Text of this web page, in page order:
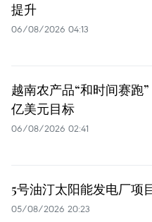
提升
06/08/2026 04:13
越南农产品“和时间赛跑
亿美元目标
06/08/2026 02:41
5号油汀太阳能发电厂项
05/08/2026 20:23